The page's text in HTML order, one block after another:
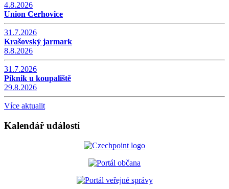
4.8.2026
Union Cerhovice
31.7.2026
Krašovský jarmark
8.8.2026
31.7.2026
Piknik u koupaliště
29.8.2026
Více aktualit
Kalendář událostí